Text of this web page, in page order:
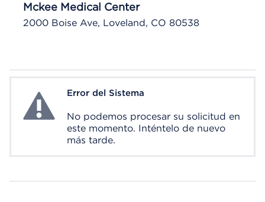
Mckee Medical Center
2000 Boise Ave, Loveland, CO 80538
System ErrorError del Sistema
No podemos procesar su solicitud en
este momento. Inténtelo de nuevo
más tarde.